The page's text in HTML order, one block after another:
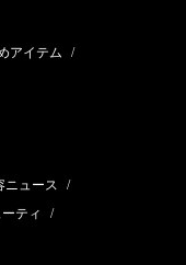
アイテム /
ニュース /
ティ /